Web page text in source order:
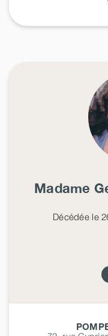
Madame
Décédéele